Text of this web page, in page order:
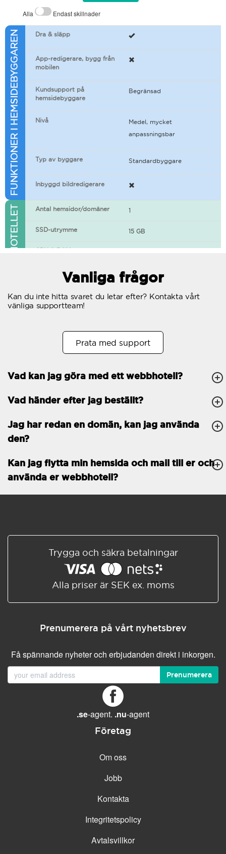
Alla Endast skillnader
FUNKTIONER I HEMSIDEBYGGAREN Dra & släpp
App-redigerare, bygg från
mobilen
Kundsupport på
hemsidebyggare
Begränsad
Nivå
Medel, mycket
anpassningsbar
Typ av byggare Standardbyggare
Inbyggd bildredigerare
FUNKTIONER I WEBBHOTELLET Antal hemsidor/domäner 1
SSD-utrymme 15 GB
CPU & RAM
Gratis SSL-certifikat
Antal samtidiga
Antal subdomäner Obegränsat
cPanel
FTP, SSH, GIT
Databaser Obegränsat
E-POSTFUNKTIONER
IMAP/CalDAV/CardDAV
Spamskydd Standard
Delad/Synkroniserad
adressbok
E-postfiltrering
Autosvar
Daglig säkerhetskopiering
telefonsupport
30 dagars kostnadsfritt test
Vanliga frågor
Kan du inte hitta svaret du letar efter? Kontakta vårt
vänliga supportteam!
Prata med support
Vad kan jag göra med ett webbhotell?
Vad händer efter jag beställt?
Jag har redan en domän, kan jag använda
den?
Kan jag flytta min hemsida och mail till er och
använda er webbhotell?
Trygga och säkra betalningar
Alla priser är SEK ex. moms
Prenumerera på vårt nyhetsbrev
Få spännande nyheter och erbjudanden direkt i inkorgen.
Prenumerera
.se-agent. .nu-agent
Företag
Om oss
Jobb
Kontakta
Integritetspolicy
Avtalsvillkor